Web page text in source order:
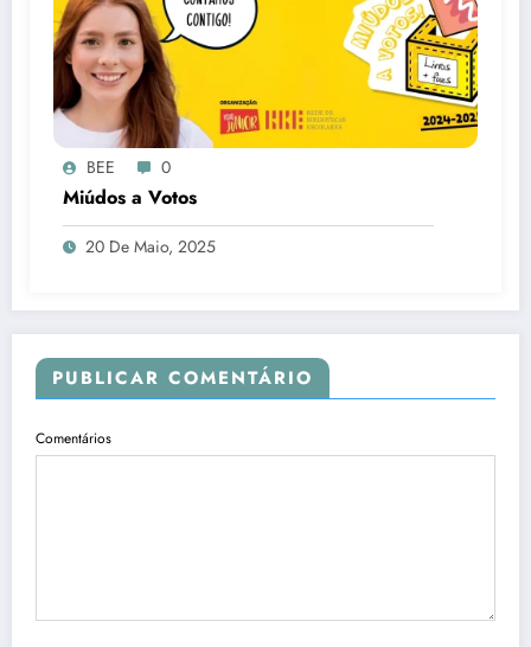
BEE 0
Miúdos a Votos
20 De Maio, 2025
PUBLICAR COMENTÁRIO
Comentários